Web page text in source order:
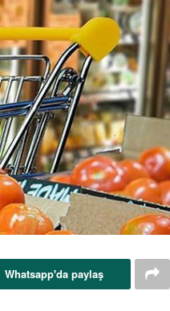
Whatsapp'da paylaş